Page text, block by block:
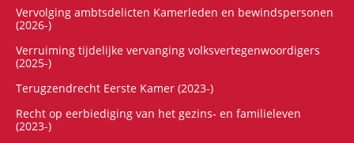
Vervolging ambtsdelicten Kamerleden en bewindspersonen
(2026-)
Verruiming tijdelijke vervanging volksvertegenwoordigers
(2025-)
Terugzendrecht Eerste Kamer (2023-)
Recht op eerbiediging van het gezins- en familieleven
(2023-)